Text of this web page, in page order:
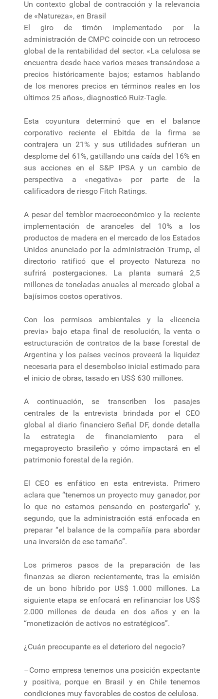
Un contexto global de contracción y la relevancia
de «Natureza», en Brasil
El giro de timón implementado por la
administración de CMPC coincide con un retroceso
global de la rentabilidad del sector. «La celulosa se
encuentra desde hace varios meses transándose a
precios históricamente bajos; estamos hablando
de los menores precios en términos reales en los
últimos 25 años», diagnosticó Ruiz-Tagle.
Esta coyuntura determinó que en el balance
corporativo reciente el Ebitda de la firma se
contrajera un 21% y sus utilidades sufrieran un
desplome del 61%, gatillando una caída del 16% en
sus acciones en el S&P IPSA y un cambio de
perspectiva a «negativa» por parte de la
calificadora de riesgo Fitch Ratings.
A pesar del temblor macroeconómico y la reciente
implementación de aranceles del 10% a los
productos de madera en el mercado de los Estados
Unidos anunciado por la administración Trump, el
directorio ratificó que el proyecto Natureza no
sufrirá postergaciones. La planta sumará 2,5
millones de toneladas anuales al mercado global a
bajísimos costos operativos.
Con los permisos ambientales y la «licencia
previa» bajo etapa final de resolución, la venta o
estructuración de contratos de la base forestal de
Argentina y los países vecinos proveerá la liquidez
necesaria para el desembolso inicial estimado para
el inicio de obras, tasado en US$ 630 millones.
A continuación, se transcriben los pasajes
centrales de la entrevista brindada por el CEO
global al diario financiero Señal DF, donde detalla
la estrategia de financiamiento para el
megaproyecto brasileño y cómo impactará en el
patrimonio forestal de la región.
El CEO es enfático en esta entrevista. Primero
aclara que “tenemos un proyecto muy ganador, por
lo que no estamos pensando en postergarlo” y,
segundo, que la administración está enfocada en
preparar “el balance de la compañía para abordar
una inversión de ese tamaño”.
Los primeros pasos de la preparación de las
finanzas se dieron recientemente, tras la emisión
de un bono híbrido por US$ 1.000 millones. La
siguiente etapa se enfocará en refinanciar los US$
2.000 millones de deuda en dos años y en la
“monetización de activos no estratégicos”.
¿Cuán preocupante es el deterioro del negocio?
–Como empresa tenemos una posición expectante
y positiva, porque en Brasil y en Chile tenemos
condiciones muy favorables de costos de celulosa.